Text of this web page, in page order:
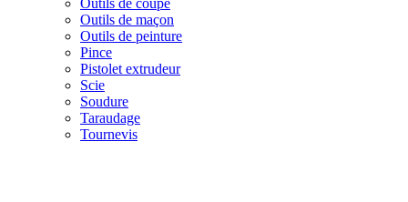
Outils de coupe
Outils de maçon
Outils de peinture
Pince
Pistolet extrudeur
Scie
Soudure
Taraudage
Tournevis